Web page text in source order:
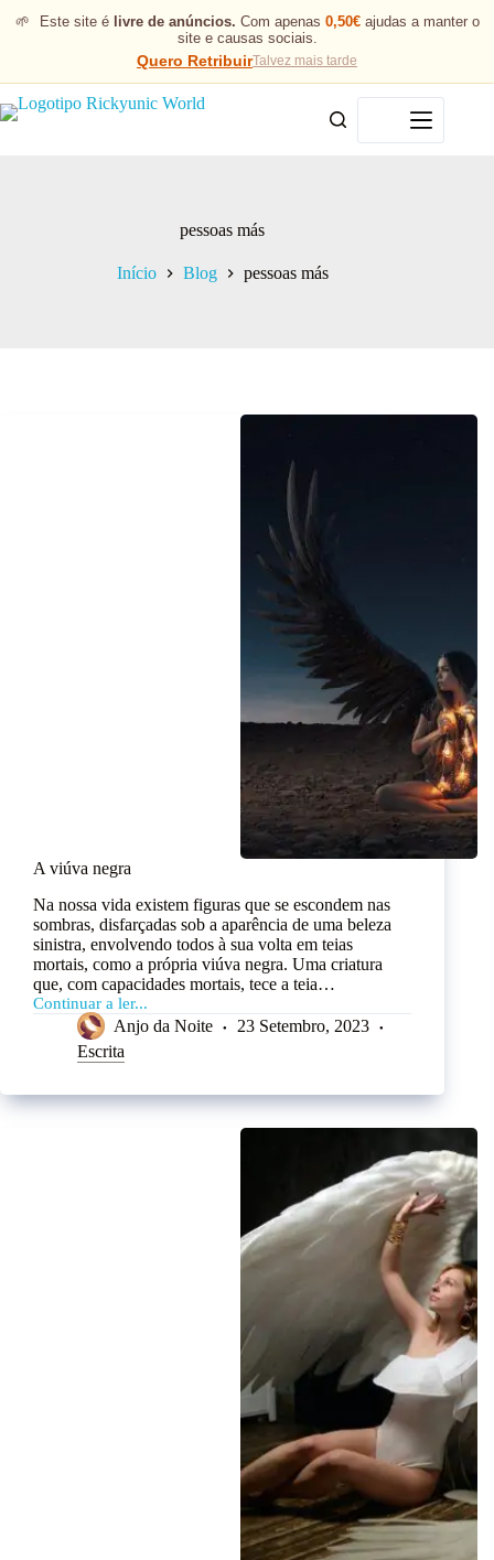
🌱 Este site é livre de anúncios. Com apenas 0,50€ajudas a manter o
site e causas sociais.
Quero RetribuirTalvez mais tarde
Menu
pessoas más
Início Blog pessoas más
A viúva negra
Na nossa vida existem figuras que se escondem nas
sombras, disfarçadas sob a aparência de uma beleza
sinistra, envolvendo todos à sua volta em teias
mortais, como a própria viúva negra. Uma criatura
que, com capacidades mortais, tece a teia…
Continuar a ler...
Anjo da Noite
23 Setembro, 2023
Escrita